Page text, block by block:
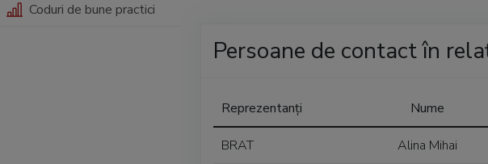
Coduri de bune practici
Persoane de contact în
Reprezentanți Nume
BRAT Alina Mihai